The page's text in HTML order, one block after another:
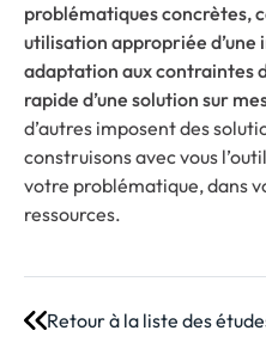
problématiques concrètes,
utilisation appropriée
adaptation aux contraintes
rapide d’une solution sur
d’autres imposent des
construisons avec vous
votre problématique, dans
ressources.
Retour à la liste des